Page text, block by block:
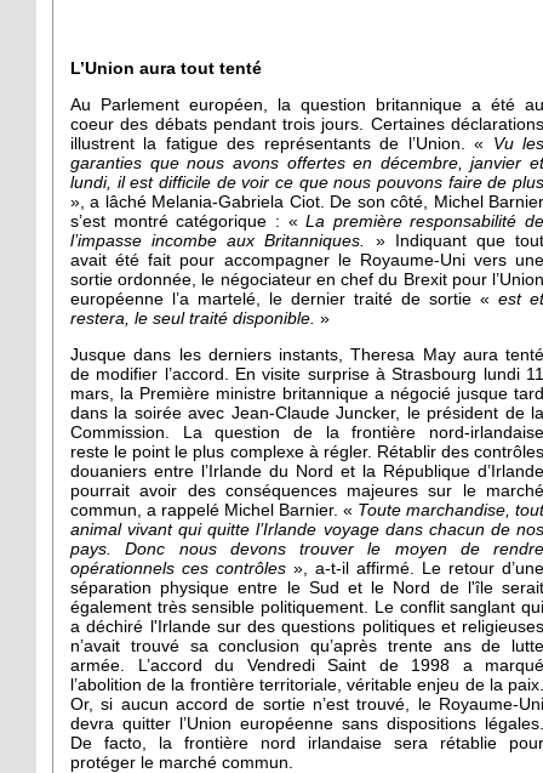
L’Union aura tout tenté
Au Parlement européen, la question britannique a été au
coeur des débats pendant trois jours. Certaines déclarations
illustrent la fatigue des représentants de l’Union. « Vu
garanties que nous avons offertes en décembre, janvier et
lundi, il est difficile de voir ce que nous pouvons faire de plus
», a lâché Melania-Gabriela Ciot. De son côté, Michel Barnier
s’est montré catégorique : «La première responsabilité de
l’impasse incombe aux Britanniques.
» Indiquant que
avait été fait pour accompagner le Royaume-Uni vers une
sortie ordonnée, le négociateur en chef du Brexit pour l’Union
européenne l’a martelé, le dernier traité de sortie « est et
restera, le seul traité disponible. »
Jusque dans les derniers instants, Theresa May aura tenté
de modifier l’accord. En visite surprise à Strasbourg lundi 11
mars, la Première ministre britannique a négocié jusque tard
dans la soirée avec Jean-Claude Juncker, le président de la
Commission. La question de la frontière nord-irlandaise
reste le point le plus complexe à régler. Rétablir des contrôles
douaniers entre l’Irlande du Nord et la République d’Irlande
pourrait avoir des conséquences majeures sur le marché
commun, a rappelé Michel Barnier. « Toute marchandise, tout
animal vivant qui quitte l’Irlande voyage dans chacun de nos
pays. Donc nous devons trouver le moyen de rendre
opérationnels ces contrôles », a-t-il affirmé. Le retour d’une
séparation physique entre le Sud et le Nord de l'île serait
également très sensible politiquement. Le conflit sanglant qui
a déchiré l'Irlande sur des questions politiques et religieuses
n’avait trouvé sa conclusion qu’après trente ans de lutte
armée. L’accord du Vendredi Saint de 1998 a marqué
l’abolition de la frontière territoriale, véritable enjeu de la paix.
Or, si aucun accord de sortie n’est trouvé, le Royaume-Uni
devra quitter l’Union européenne sans dispositions légales.
De facto, la frontière nord irlandaise sera rétablie pour
protéger le marché commun.